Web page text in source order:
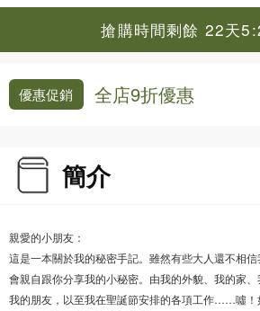
搶購時間剩餘 22天
優惠促銷 全店9折優惠
簡介
親愛的小朋友：
這是一本關於我的秘密手記。雖然有些大人還不相
會親自跟你分享我的小秘密。由我的外貌、我的家、
我的朋友，以至我在聖誕節安排的各項工作……噓！